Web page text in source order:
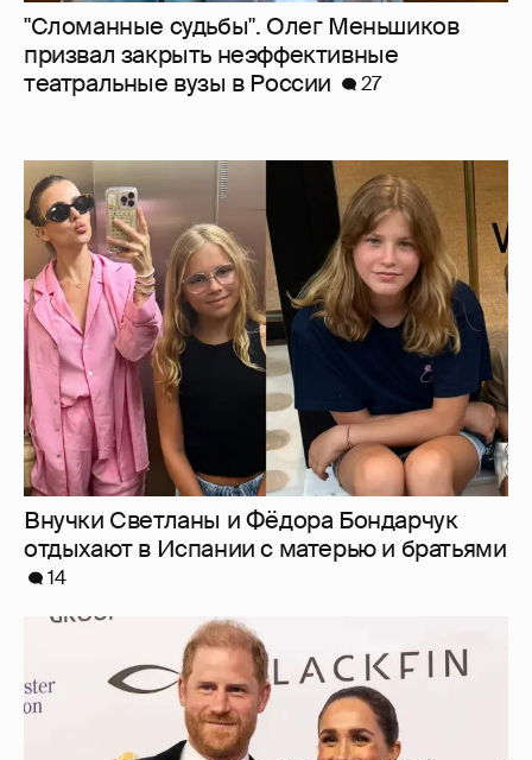
Внучки Светланы и Фёдора Бондарчук
отдыхают в Испании с матерью и братьями
14
Меган Маркл и принц Гарри вышли в свет
в Канаде